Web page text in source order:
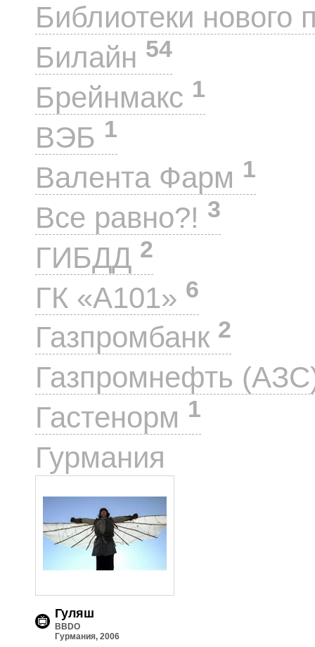
Библиотеки нового
Билайн 54
Брейнмакс 1
ВЭБ 1
Валента Фарм 1
Все равно?! 3
ГИБДД 2
ГК «А101» 6
Газпромбанк 2
Газпромнефть
Гастенорм 1
Гурмания
Гуляш
BBDO
Гурмания, 2006